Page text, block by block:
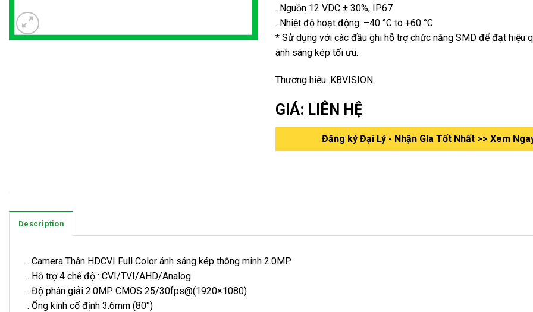
. Nguồn 12 VDC ± 30%, IP67
. Nhiệt độ hoạt động: –40 °C to +60 °C
* Sử dụng với các đầu ghi hỗ trợ chức năng SMD để đạt hiệu
ánh sáng kép tối ưu.
Thương hiệu: KBVISION
GIÁ: LIÊN HỆ
Đăng ký Đại Lý - Nhận Gía Tốt Nhất >> Xem
Description
. Camera Thân HDCVI Full Color ánh sáng kép thông minh 2.0MP
. Hỗ trợ 4 chế độ : CVI/TVI/AHD/Analog
. Độ phân giải 2.0MP CMOS 25/30fps@(1920×1080)
. Ống kính cố định 3.6mm (80°)